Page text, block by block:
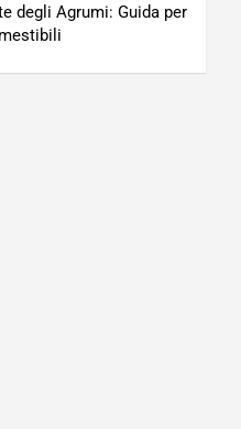
degli Agrumi: Guida per